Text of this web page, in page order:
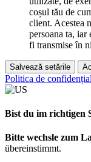
coșul tău de
client. Acestea
persoana ta, iar
fi transmise în
Salvează setările
Politica de
Bist du im richtigen
Bitte wechsle zum
übereinstimmt.